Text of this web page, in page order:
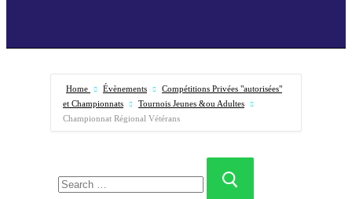
Home Évènements
Compétitions Privées "autorisées"
et Championnats
Tournois Jeunes &ou Adultes
Championnat Régional Vétérans